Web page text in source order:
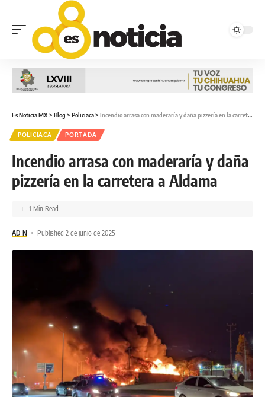
Es Noticia MX> Blog > Policiaca> Incendio arrasa con maderaría y daña pizzería en la carretera a Aldama
POLICIACA PORTADA
Incendio arrasa con maderaría y daña
pizzería en la carretera a Aldama
AD N Published 2 de junio de 2025
1 Min Read